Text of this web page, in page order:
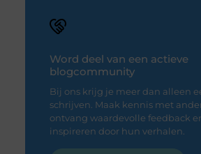
Word deel van een actieve
blogcommunity
Bij ons krijg je meer dan alleen
schrijven. Maak kennis met
ontvang waardevolle feedback
inspireren door hun verhalen.